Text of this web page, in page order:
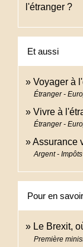
l'étranger ?
Et aussi
Voyager à
Étranger -
Vivre à
Étranger -
Assurance
Argent -
Pour en
Le Brexit,
Première